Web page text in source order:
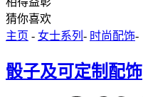
猜你喜欢
主页 - 女士系列 - 时尚配饰-
骰子及可定制配饰